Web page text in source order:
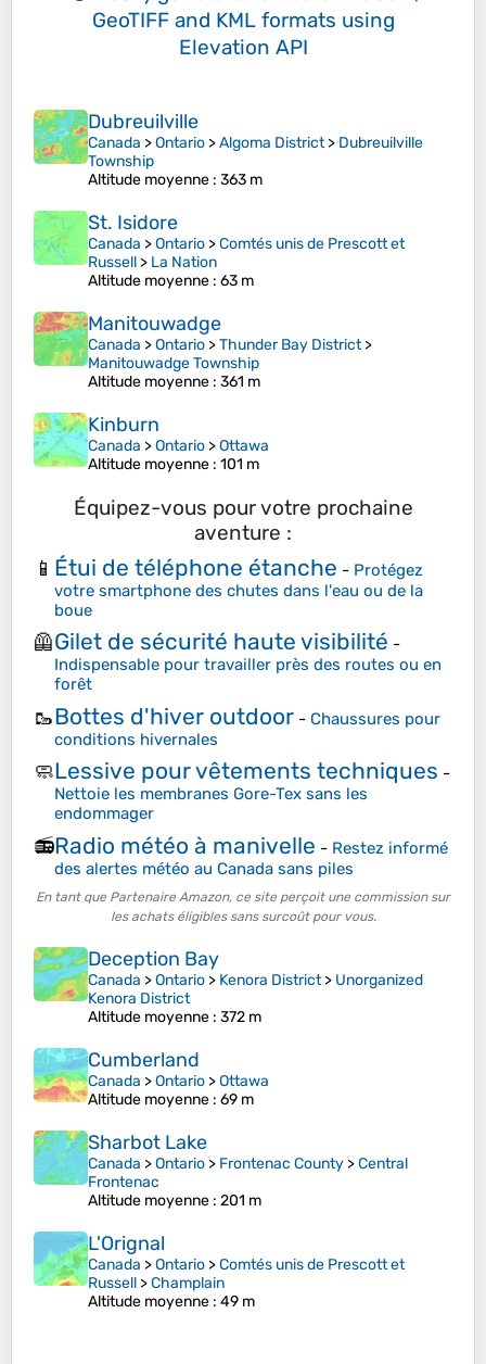
GeoTIFF and KML formats using
Elevation API
Dubreuilville
Canada >Ontario >Algoma District> Dubreuilville
Township
Altitude moyenne : 363 m
St. Isidore
Canada >Ontario >Comtés unis de Prescott et
Russell > La Nation
Altitude moyenne : 63 m
Manitouwadge
Canada >Ontario >Thunder Bay District>
Manitouwadge Township
Altitude moyenne : 361 m
Kinburn
Canada >Ontario >Ottawa
Altitude moyenne : 101 m
Équipez-vous pour votre prochaine
aventure :
📱 Étui de téléphone étanche - Protégez
votre smartphone des chutes dans l'eau ou de la
boue
🦺Gilet de sécurité haute visibilité -
Indispensable pour travailler près des routes ou en
forêt
🥾Bottes d'hiver outdoor - Chaussures pour
conditions hivernales
🧼Lessive pour vêtements techniques -
Nettoie les membranes Gore-Tex sans les
endommager
📻Radio météo à manivelle - Restez informé
des alertes météo au Canada sans piles
En tant que Partenaire Amazon, ce site perçoit une commission sur
les achats éligibles sans surcoût pour vous.
Deception Bay
Canada >Ontario > Kenora District> Unorganized
Kenora District
Altitude moyenne : 372 m
Cumberland
Canada >Ontario >Ottawa
Altitude moyenne : 69 m
Sharbot Lake
Canada >Ontario > Frontenac County >Central
Frontenac
Altitude moyenne : 201 m
L'Orignal
Canada >Ontario >Comtés unis de Prescott et
Russell >Champlain
Altitude moyenne : 49 m